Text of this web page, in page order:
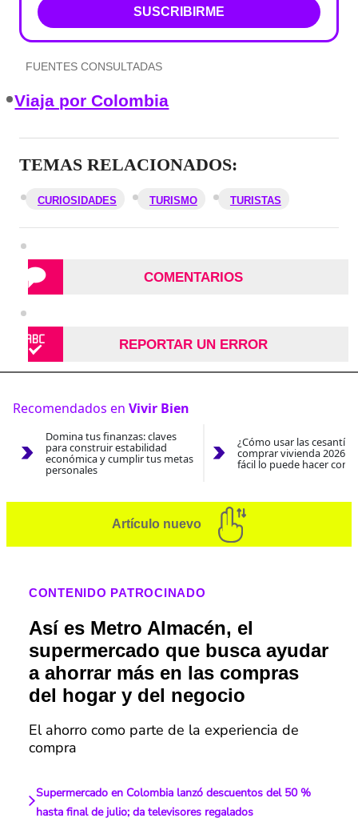
SUSCRIBIRME
FUENTES CONSULTADAS
Viaja por Colombia
TEMAS RELACIONADOS:
CURIOSIDADES TURISMO TURISTAS
COMENTARIOS
REPORTAR UN ERROR
Recomendados en Vivir Bien
Domina tus finanzas: claves
para construir estabilidad
económica y cumplir tus metas
personales
¿Cómo usar las
comprar vivienda 2026?
fácil lo puede hacer con
Artículo nuevo
CONTENIDO PATROCINADO
Así es Metro Almacén, el
supermercado que busca ayudar
a ahorrar más en las compras
del hogar y del negocio
El ahorro como parte de la experiencia de
compra
Supermercado en Colombia lanzó descuentos del 50 %
hasta final de julio; da televisores regalados